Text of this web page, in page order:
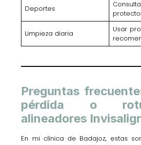
Deportes
Limpieza diaria
Usar
Preguntas
pérdida o
alineadores
En mi clínica de Badajoz, estas